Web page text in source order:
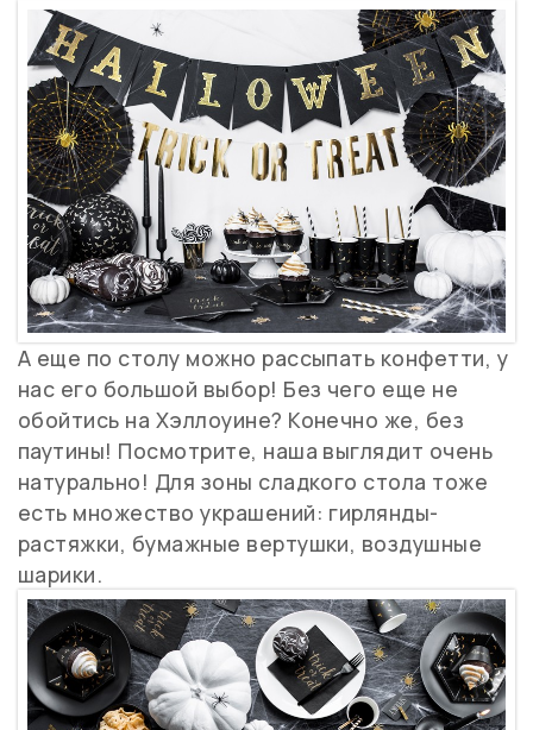
А еще по столу можно рассыпать конфетти, у
нас его большой выбор! Без чего еще не
обойтись на Хэллоуине? Конечно же, без
паутины! Посмотрите, наша выглядит очень
натурально! Для зоны сладкого стола тоже
есть множество украшений: гирлянды-
растяжки, бумажные вертушки, воздушные
шарики.